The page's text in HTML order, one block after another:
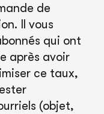
de
Il vous
qui ont
après avoir
ce taux,
(objet,